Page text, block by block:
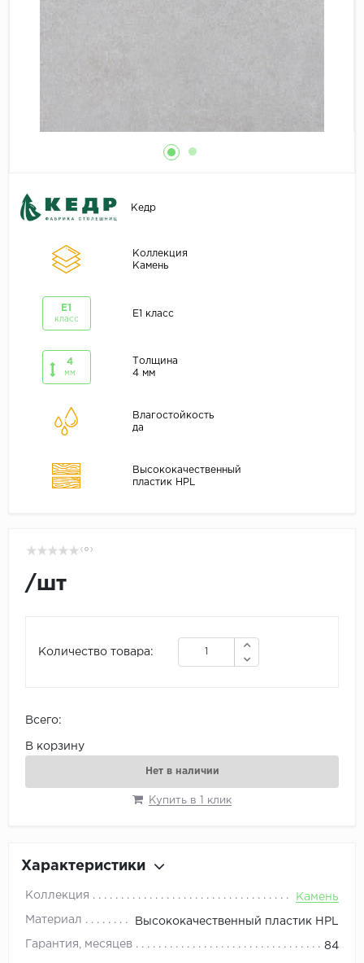
Кедр
Коллекция
Камень
E1
класс
E1 класс
4
мм
Толщина
4 мм
Влагостойкость
да
Высококачественный
пластик HPL
( 0 )
/шт
Количество товара:
Всего:
В корзину
Нет в наличии
Купить в 1 клик
Характеристики
Коллекция Камень
Материал Высококачественный пластик HPL
Гарантия, месяцев 84